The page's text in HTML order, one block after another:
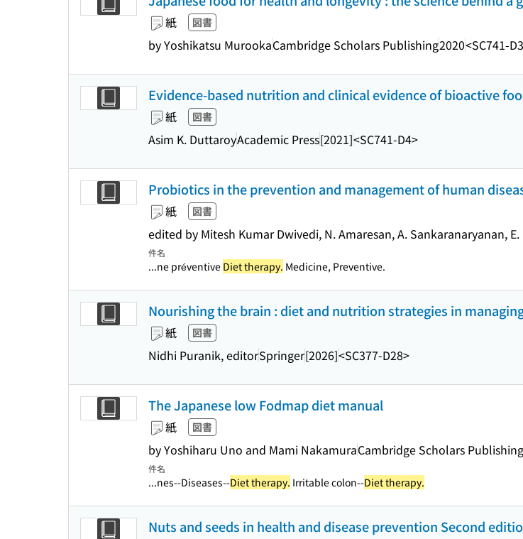
紙 図書
by Yoshikatsu MurookaCambridge Scholars Publishing2020<SC741-
Evidence-based nutrition and clinical evidence of bioactive
紙 図書
Asim K. DuttaroyAcademic Press[2021]<SC741-D4>
Probiotics in the prevention and management of human
紙 図書
edited by Mitesh Kumar Dwivedi, N. Amaresan, A. Sankaranaryanan,
件名
...ne préventive Diet therapy. Medicine, Preventive.
Nourishing the brain : diet and nutrition strategies in
紙 図書
Nidhi Puranik, editorSpringer[2026]<SC377-D28>
The Japanese low Fodmap diet manual
紙 図書
by Yoshiharu Uno and Mami NakamuraCambridge Scholars Publishing
件名
...nes--Diseases--Diet therapy. Irritable colon--Diet therapy.
Nuts and seeds in health and disease prevention Second